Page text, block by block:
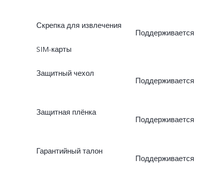
Скрепка для извлечения
SIM-карты
Поддерживается
Защитный чехол
Поддерживается
Защитная плёнка
Поддерживается
Гарантийный талон
Поддерживается